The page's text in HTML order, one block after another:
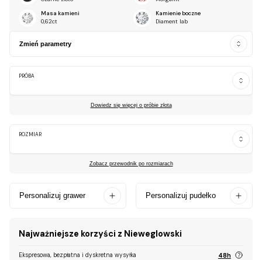
Masa kamieni
0,62ct
Kamienie boczne
Diament lab
Zmień parametry
PRÓBA
Dowiedz się więcej o próbie złota
ROZMIAR
Zobacz przewodnik po rozmiarach
Personalizuj grawer Personalizuj pudełko
Najważniejsze korzyści z Nieweglowski
Ekspresowa, bezpłatna i dyskretna wysyłka 48h